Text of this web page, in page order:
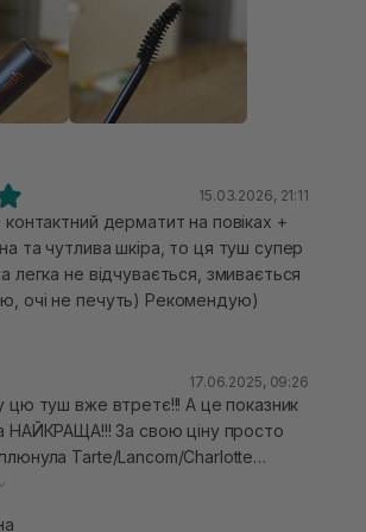
я часто тру очі. Але те, що
не розмазується, не залишає
Легко струсити зі шкіри без шкоди
15.03.2026, 21:11
дерматит на повіках +
та чутлива шкіра, то ця туш супер
легка не відчувається, змивається
очі не печуть) Рекомендую)
17.06.2025, 09:26
цю туш вже втретє!!! А це показник
НАЙКРАЩА!!! За свою ціну просто
Tarte/Lancom/Charlotte